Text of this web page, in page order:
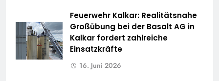
Feuerwehr Kalkar: Realitätsnahe
Großübung bei der Basalt AG in
Kalkar fordert zahlreiche
Einsatzkräfte
16. Juni 2026